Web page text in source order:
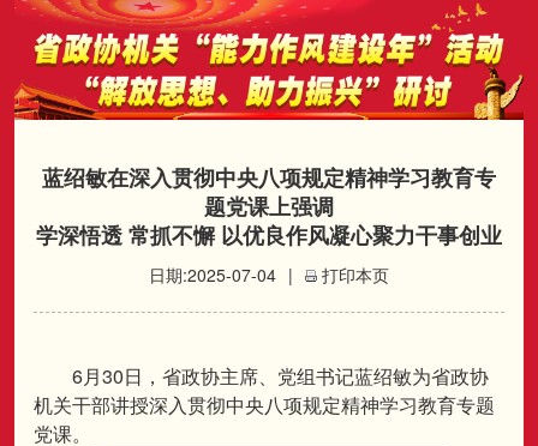
蓝绍敏在深入贯彻中央八项规定精神学习教育专
题党课上强调
学深悟透 常抓不懈 以优良作风凝心聚力干事创业
日期:2025-07-04 | 打印本页
6月 30 日，省政协主席、党组书记蓝绍敏为省政协
机关干部讲授深入贯彻中央八项规定精神学习教育专题
党课。